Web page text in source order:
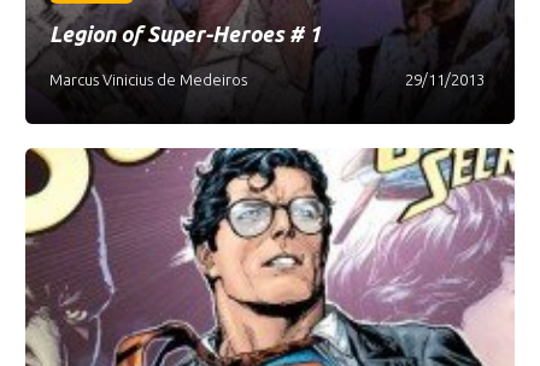
Legion of Super-­Heroes # 1
Marcus Vinicius de Medeiros 29/11/2013